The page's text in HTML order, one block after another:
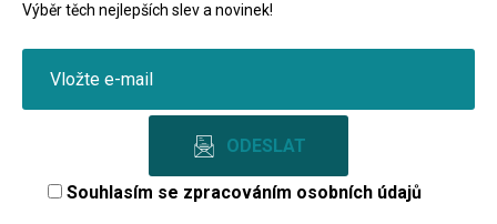
Výběr těch nejlepších slev a novinek!
Souhlasím se zpracováním osobních údajů